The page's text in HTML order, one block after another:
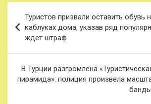
по
записям
Туристов призвали оставить обувь
каблуках дома, указав ряд
ждет штраф
В Турции разгромлена
пирамида»: полиция произвела